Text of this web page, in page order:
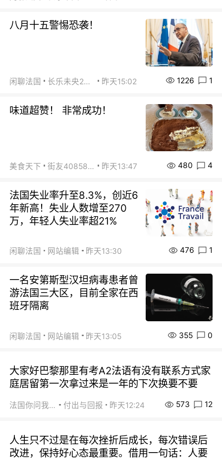
八月十五警惕恐袭！
闲聊法国 长乐未央2015 昨天15:02 1226 1
味道超赞！ 非常成功！
美食天下 街友40858442 昨天13:47 480 4
法国失业率升至8.3%，创近6
年新高！失业人数增至270
万，年轻人失业率超21%
闲聊法国 网站编辑 昨天13:30 476 1
一名安第斯型汉坦病毒患者曾
游法国三大区，目前全家在西
班牙隔离
闲聊法国 网站编辑 昨天13:05 355 0
大家好巴黎那里有考A2法语有没有联系方式家
庭居留第一次拿过来是一年的下次换要不要
法国你问我答 付出与回报 昨天12:24 573 12
人生只不过是在每次挫折后成长，每次错误后
改进，保持好心态最重要。借用一句话：人要